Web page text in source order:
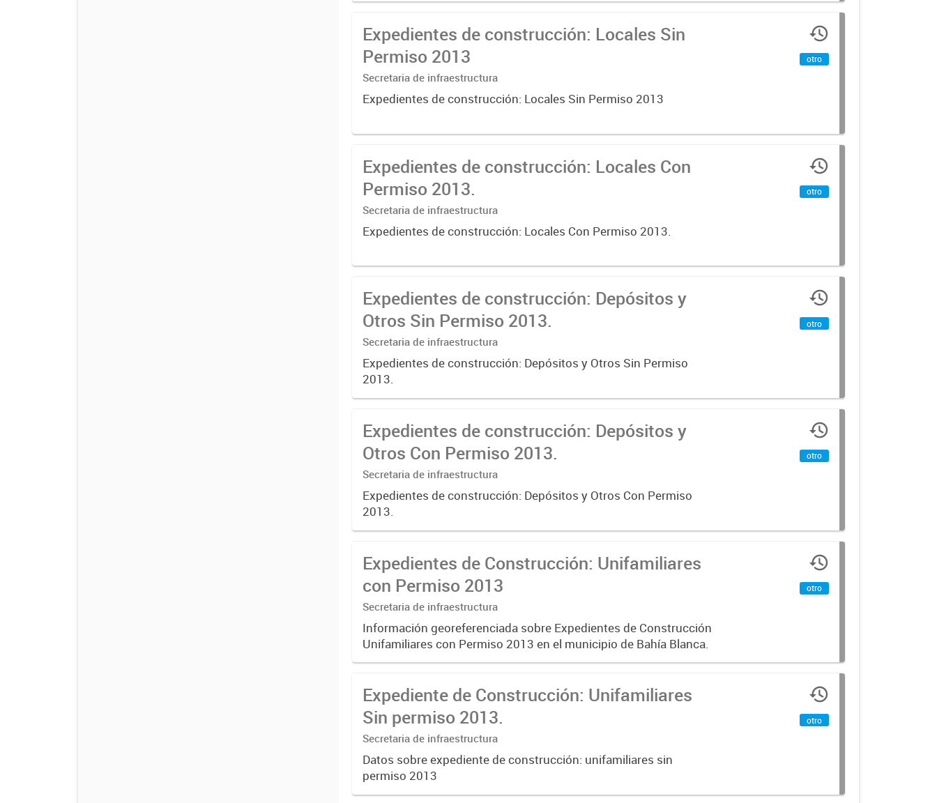
Expedientes de construcción: Locales Sin
Permiso 2013
Secretaria de infraestructura
Expedientes de construcción: Locales Sin Permiso 2013
otro
Expedientes de construcción: Locales Con
Permiso 2013.
Secretaria de infraestructura
Expedientes de construcción: Locales Con Permiso 2013.
otro
Expedientes de construcción: Depósitos y
Otros Sin Permiso 2013.
Secretaria de infraestructura
Expedientes de construcción: Depósitos y Otros Sin Permiso
2013.
otro
Expedientes de construcción: Depósitos y
Otros Con Permiso 2013.
Secretaria de infraestructura
Expedientes de construcción: Depósitos y Otros Con Permiso
2013.
otro
Expedientes de Construcción: Unifamiliares
con Permiso 2013
Secretaria de infraestructura
Información georeferenciada sobre Expedientes de Construcción
Unifamiliares con Permiso 2013 en el municipio de Bahía Blanca.
otro
Expediente de Construcción: Unifamiliares
Sin permiso 2013.
Secretaria de infraestructura
Datos sobre expediente de construcción: unifamiliares sin
permiso 2013
otro